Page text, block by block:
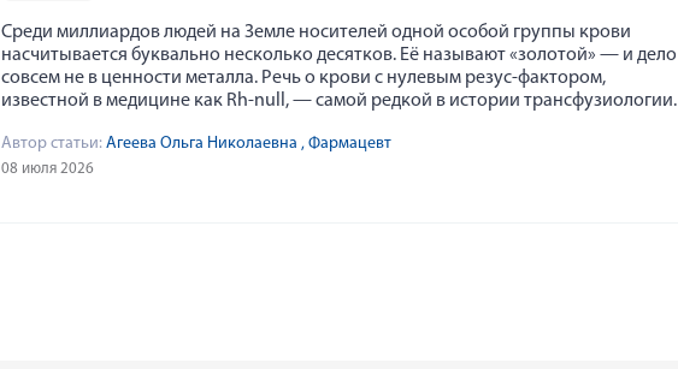
Среди миллиардов людей на Земле носителей одной особой группы крови
насчитывается буквально несколько десятков. Её называют «золотой» — и дело
совсем не в ценности металла. Речь о крови с нулевым резус-фактором,
известной в медицине как Rh-null, — самой редкой в истории трансфузиологии.
Автор статьи: Агеева Ольга Николаевна , Фармацевт
08 июля 2026